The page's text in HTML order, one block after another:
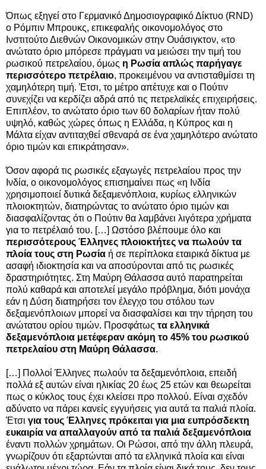
Όπως εξηγεί στο Γερμανικό Δημοσιογραφικό Δίκτυο (RND)
ο Ρόμπιν Μπρουκς, επικεφαλής οικονομολόγος στο
Ινστιτούτο Διεθνών Οικονομικών στην Ουάσιγκτον, «το
ανώτατο όριο μπόρεσε πράγματι να μειώσει την τιμή του
ρωσικού πετρελαίου, όμως η Ρωσία απλώς παρήγαγε
περισσότερο πετρέλαιο, προκειμένου να αντισταθμίσει τη
χαμηλότερη τιμή. Έτσι, το μέτρο απέτυχε και ο Πούτιν
συνεχίζει να κερδίζει αδρά από τις πετρελαϊκές επιχειρήσεις.
Επιπλέον, το ανώτατο όριο των 60 δολαρίων ήταν πολύ
υψηλό, καθώς χώρες όπως η Ελλάδα, η Κύπρος και η
Μάλτα είχαν αντιταχθεί σθεναρά σε ένα χαμηλότερο ανώτατο
όριο τιμών και επικράτησαν».
Όσον αφορά τις ρωσικές εξαγωγές πετρελαίου προς την
Ινδία, ο οικονομολόγος επισημαίνει πως «η Ινδία
χρησιμοποιεί δυτικά δεξαμενόπλοια, κυρίως ελληνικών
πλοιοκτητών, διατηρώντας το ανώτατο όριο τιμών και
διασφαλίζοντας ότι ο Πούτιν θα λαμβάνει λιγότερα χρήματα
για το πετρέλαιό του. […] Ωστόσο βλέπουμε όλο και
περισσότερους Έλληνες πλοιοκτήτες να πωλούν τα
πλοία τους στη Ρωσία ή σε περίπλοκα εταιρικά δίκτυα με
ασαφή ιδιοκτησία και να αποσύρονται από τις ρωσικές
δραστηριότητες. Στη Μαύρη Θάλασσα αυτό παρατηρείται
πολύ καθαρά και αποτελεί μεγάλο πρόβλημα, διότι μονάχα
εάν η Δύση διατηρήσει τον έλεγχο του στόλου των
δεξαμενόπλοιων μπορεί να διασφαλίσει και την τήρηση του
ανώτατου ορίου τιμών. Προσφάτως τα ελληνικά
δεξαμενόπλοια μετέφεραν ακόμη το 45% του ρωσικού
πετρελαίου στη Μαύρη Θάλασσα.
[…] Πολλοί Έλληνες πωλούν τα δεξαμενόπλοια, επειδή
πολλά εξ αυτών είναι ηλικίας 20 έως 25 ετών και θεωρείται
πως ο κύκλος τους έχει κλείσει προ πολλού. Είναι σχεδόν
αδύνατο να πάρει κανείς εγγυήσεις για αυτά τα παλιά πλοία.
Έτσι για τους Έλληνες πρόκειται για μια ευπρόσδεκτη
ευκαιρία να απαλλαγούν από τα παλιά δεξαμενόπλοια
έναντι πολλών χρημάτων. Οι Ρώσοι, από την άλλη πλευρά,
γνωρίζουν ότι εξαρτώνται από τα ελληνικά πλοία και είναι